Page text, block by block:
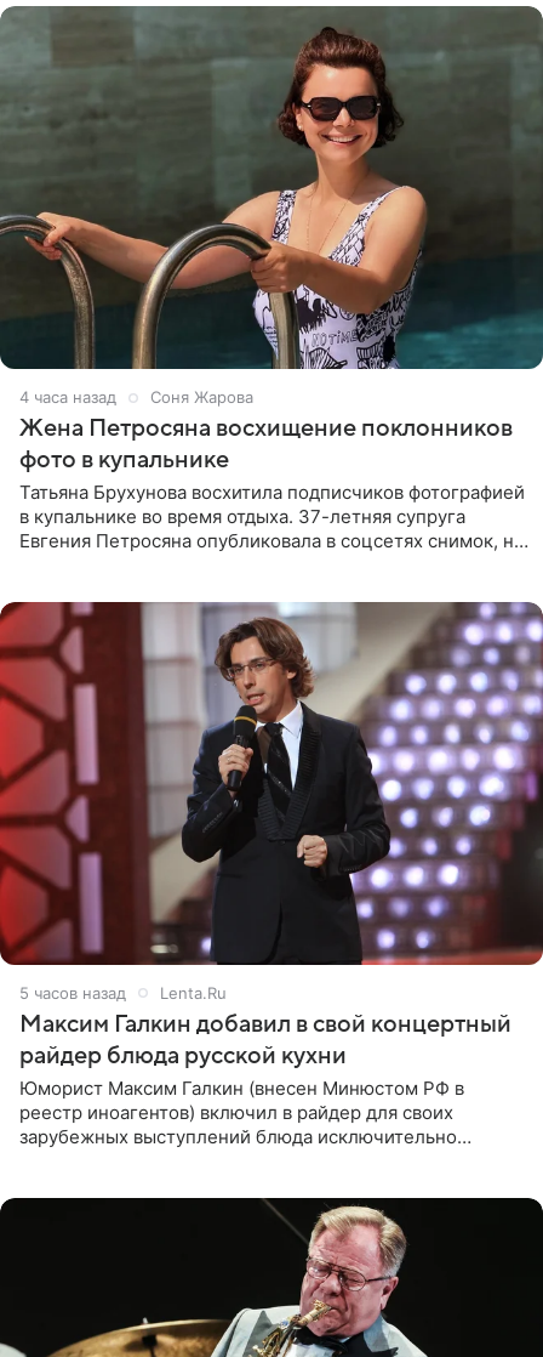
4 часа назад Соня Жарова
Жена Петросяна восхищение поклонников
фото в купальнике
Татьяна Брухунова восхитила подписчиков фотографией
в купальнике во время отдыха. 37-летняя супруга
Евгения Петросяна опубликовала в соцсетях снимок, на
5 часов назад Lenta.Ru
Максим Галкин добавил в свой концертный
райдер блюда русской кухни
Юморист Максим Галкин (внесен Минюстом РФ в
реестр иноагентов) включил в райдер для своих
зарубежных выступлений блюда исключительно